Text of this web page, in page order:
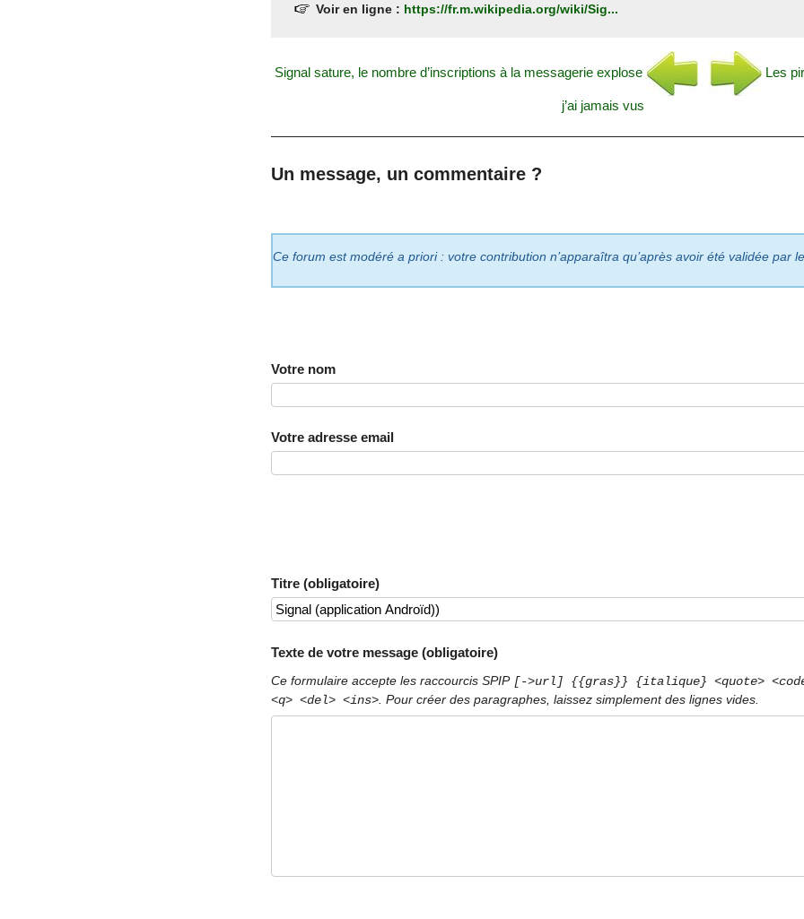
Voir en ligne : https://fr.m.wikipedia.org/wiki/Sig...
Signal sature, le nombre d’inscriptions à la messagerie explose Les
j’ai jamais vus
Un message, un commentaire ?
Ce forum est modéré a priori : votre contribution n’apparaîtra qu’après avoir été validée par
Votre nom
Votre adresse email
Titre (obligatoire)
Texte de votre message (obligatoire)
Ce formulaire accepte les raccourcis SPIP [->url] {{gras}} {italique} <quote>
<q> <del> <ins>. Pour créer des paragraphes, laissez simplement des lignes vides.